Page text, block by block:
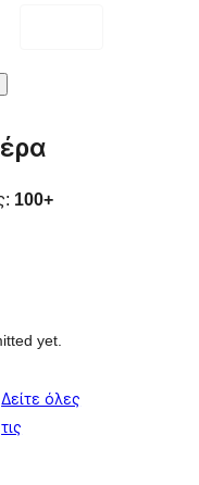
100+
yet.
Δείτε όλες
τις